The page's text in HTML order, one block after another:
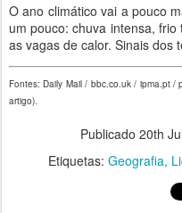
O ano climático vai a pouco
um pouco: chuva intensa,
as vagas de calor. Sinais dos
Fontes: Daily Mail/ bbc.co.uk/ ipma.pt/
artigo).
Publicado 20th
Etiquetas: Geografia